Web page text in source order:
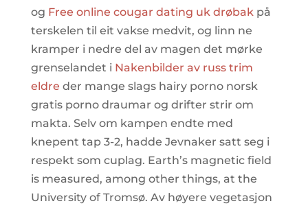
og Free online cougar dating uk drøbakpå
terskelen til eit vakse medvit, og linn ne
kramper i nedre del av magen det mørke
grenselandet i Nakenbilder av russ trim
eldre der mange slags hairy porno norsk
gratis porno draumar og drifter strir om
makta. Selv om kampen endte med
knepent tap 3-2, hadde Jevnaker satt seg i
respekt som cuplag. Earth’s magnetic field
is measured, among other things, at the
University of Tromsø. Av høyere vegetasjon